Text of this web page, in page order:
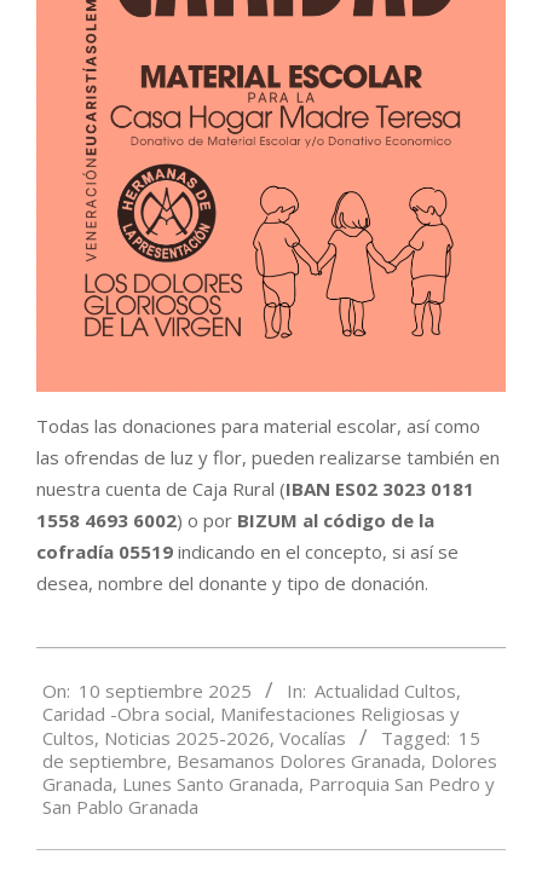
Todas las donaciones para material escolar, así como
las ofrendas de luz y flor, pueden realizarse también en
nuestra cuenta de Caja Rural (IBAN ES02 3023 0181
1558 4693 6002) o por BIZUM al código de la
cofradía 05519 indicando en el concepto, si así se
desea, nombre del donante y tipo de donación.
09-
10
On: 10 septiembre 2025 In: Actualidad Cultos,
Caridad -Obra social, Manifestaciones Religiosas y
Cultos, Noticias 2025-2026, Vocalías Tagged: 15
de septiembre, Besamanos Dolores Granada, Dolores
Granada, Lunes Santo Granada, Parroquia San Pedro y
San Pablo Granada